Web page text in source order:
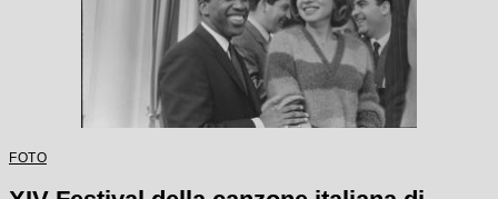
FOTO